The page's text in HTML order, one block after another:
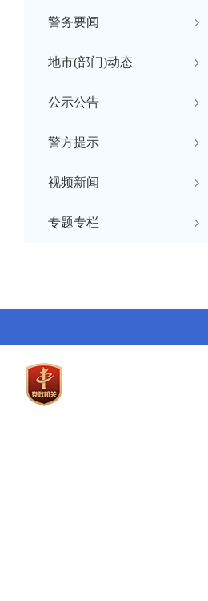
警务要闻
地市(部门)动态
公示公告
警方提示
视频新闻
专题专栏